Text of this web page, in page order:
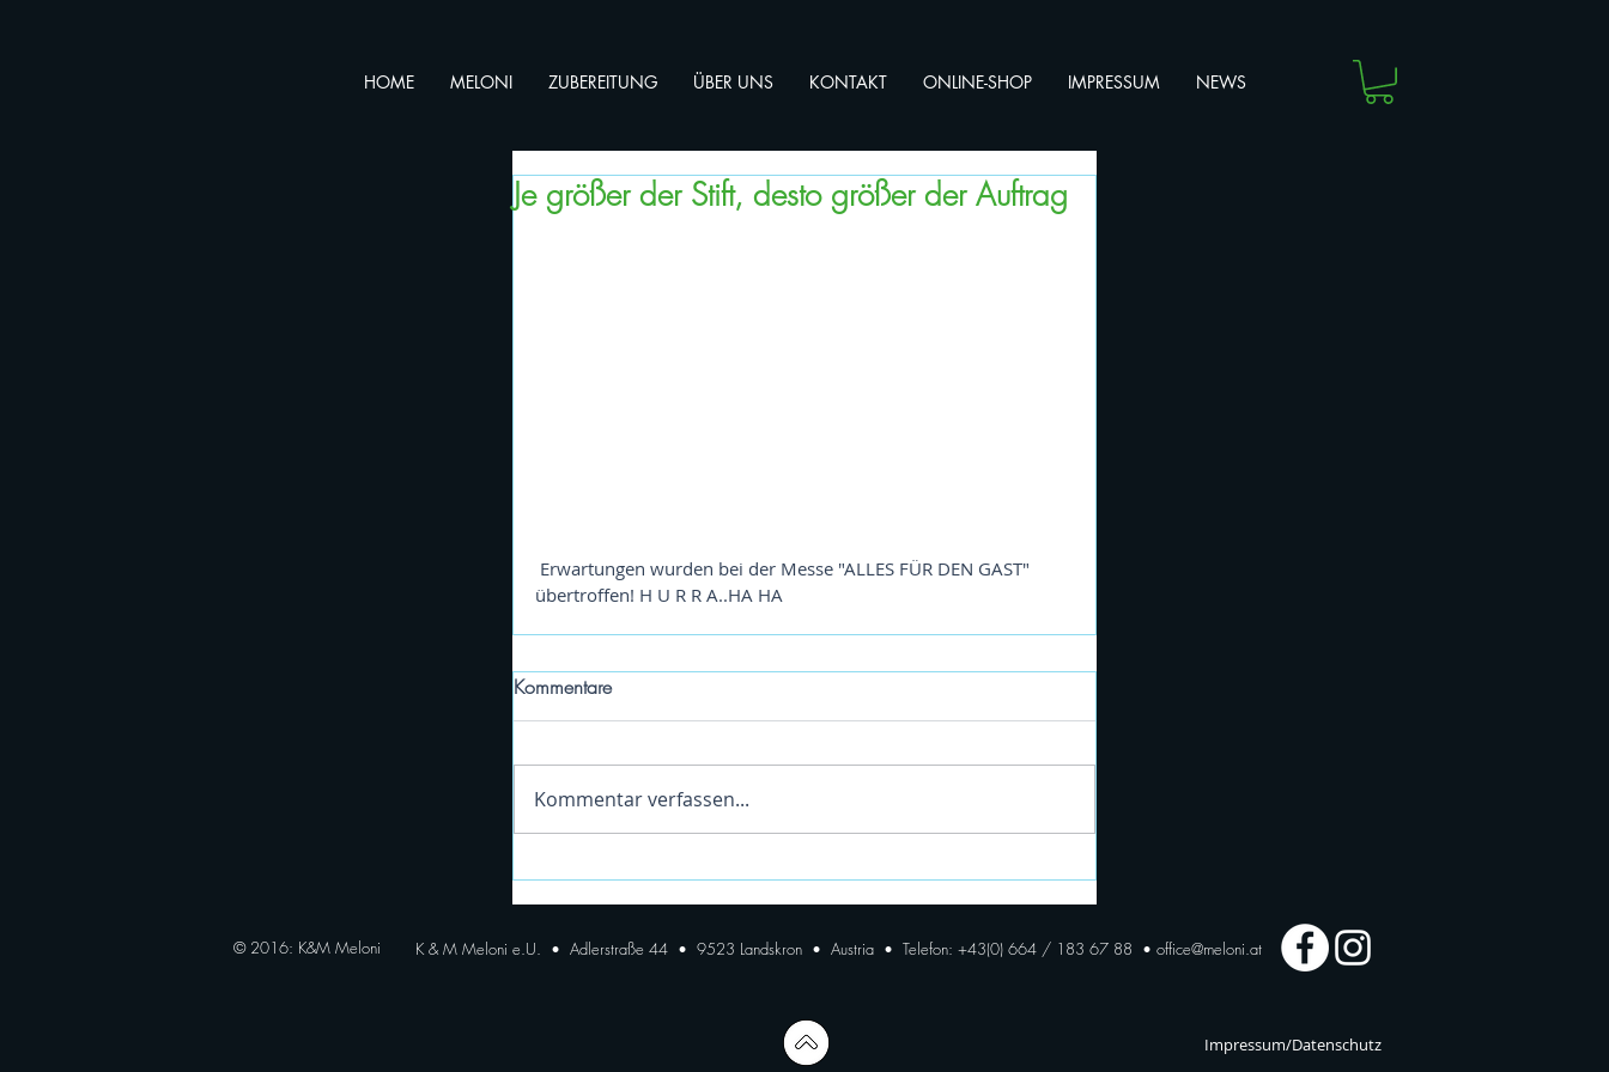
HOME MELONI ZUBEREITUNG ÜBER UNS KONTAKT ONLINE-SHOP IMPRESSUM NEWS
Je größer der Stift, desto größer der Auftrag
übertroffen! H U R R A..HA HA
Kommentare
Kommentar verfassen...
© 2016: K&M Meloni K & M Meloni e.U. • Adlerstraße 44 • 9523 Landskron • Austria • Telefon: +43(0) 664 / 183 67 88 • office@meloni.at
Impressum/Datenschutz